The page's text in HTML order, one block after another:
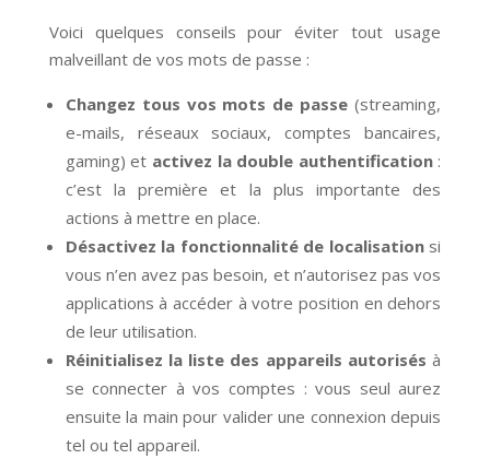
Voici quelques conseils pour éviter tout usage
malveillant de vos mots de passe :
Changez tous vos mots de passe(streaming,
e-mails, réseaux sociaux, comptes bancaires,
gaming) et activez la double authentification:
c’est la première et la plus importante des
actions à mettre en place.
Désactivez la fonctionnalité de localisationsi
vous n’en avez pas besoin, et n’autorisez pas vos
applications à accéder à votre position en dehors
de leur utilisation.
Réinitialisez la liste des appareils autorisés à
se connecter à vos comptes : vous seul aurez
ensuite la main pour valider une connexion depuis
tel ou tel appareil.